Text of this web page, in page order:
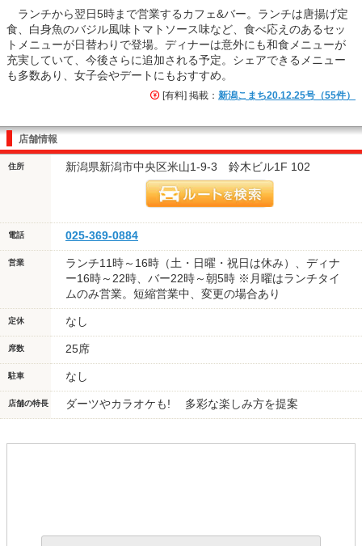
ランチから翌日5時まで営業するカフェ&バー。ランチは唐揚げ定
食、白身魚のバジル風味トマトソース味など、食べ応えのあるセッ
トメニューが日替わりで登場。ディナーは意外にも和食メニューが
充実していて、今後さらに追加される予定。シェアできるメニュー
も多数あり、女子会やデートにもおすすめ。
[有料] 掲載： 新潟こまち20.12.25号（55件）
店舗情報
住所 新潟県新潟市中央区米山1-9-3 鈴木ビル1F 102
電話 025-369-0884
営業
ランチ11時～16時（土・日曜・祝日は休み）、ディナ
ー16時～22時、バー22時～朝5時 ※月曜はランチタイ
ムのみ営業。短縮営業中、変更の場合あり
定休 なし
席数 25席
駐車 なし
店舗の特長 ダーツやカラオケも! 多彩な楽しみ方を提案